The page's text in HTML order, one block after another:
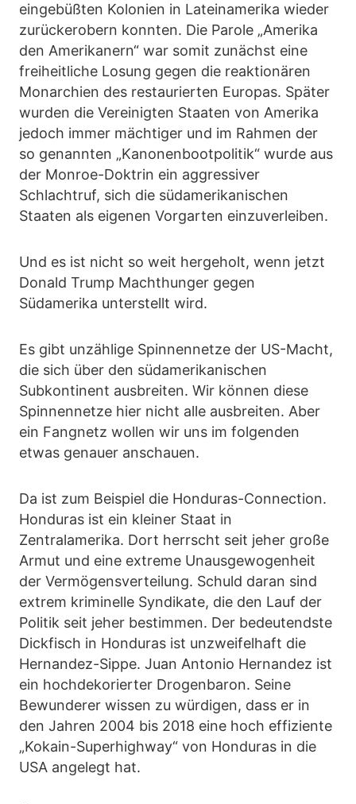
eingebüßten Kolonien in Lateinamerika wieder
zurückerobern konnten. Die Parole „Amerika
den Amerikanern“ war somit zunächst eine
freiheitliche Losung gegen die reaktionären
Monarchien des restaurierten Europas. Später
wurden die Vereinigten Staaten von Amerika
jedoch immer mächtiger und im Rahmen der
so genannten „Kanonenbootpolitik“ wurde aus
der Monroe-Doktrin ein aggressiver
Schlachtruf, sich die südamerikanischen
Staaten als eigenen Vorgarten einzuverleiben.
Und es ist nicht so weit hergeholt, wenn jetzt
Donald Trump Machthunger gegen
Südamerika unterstellt wird.
Es gibt unzählige Spinnennetze der US-Macht,
die sich über den südamerikanischen
Subkontinent ausbreiten. Wir können diese
Spinnennetze hier nicht alle ausbreiten. Aber
ein Fangnetz wollen wir uns im folgenden
etwas genauer anschauen.
Da ist zum Beispiel die Honduras-Connection.
Honduras ist ein kleiner Staat in
Zentralamerika. Dort herrscht seit jeher große
Armut und eine extreme Unausgewogenheit
der Vermögensverteilung. Schuld daran sind
extrem kriminelle Syndikate, die den Lauf der
Politik seit jeher bestimmen. Der bedeutendste
Dickfisch in Honduras ist unzweifelhaft die
Hernandez-Sippe. Juan Antonio Hernandez ist
ein hochdekorierter Drogenbaron. Seine
Bewunderer wissen zu würdigen, dass er in
den Jahren 2004 bis 2018 eine hoch effiziente
„Kokain-Superhighway“ von Honduras in die
USA angelegt hat.